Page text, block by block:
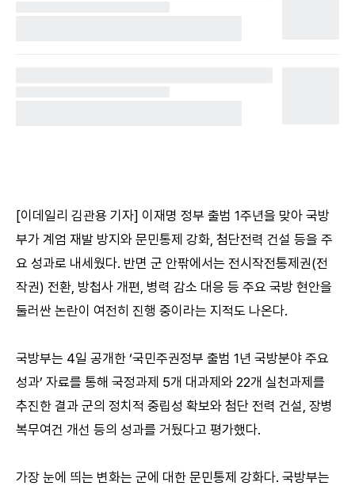
[이데일리 김관용 기자] 이재명 정부 출범 1주년을 맞아 국방
부가 계엄 재발 방지와 문민통제 강화, 첨단전력 건설 등을 주
요 성과로 내세웠다. 반면 군 안팎에서는 전시작전통제권(전
작권) 전환, 방첩사 개편, 병력 감소 대응 등 주요 국방 현안을
둘러싼 논란이 여전히 진행 중이라는 지적도 나온다.
국방부는 4일 공개한 ‘국민주권정부 출범 1년 국방분야 주요
성과’ 자료를 통해 국정과제 5개 대과제와 22개 실천과제를
추진한 결과 군의 정치적 중립성 확보와 첨단 전력 건설, 장병
복무여건 개선 등의 성과를 거뒀다고 평가했다.
가장 눈에 띄는 변화는 군에 대한 문민통제 강화다. 국방부는